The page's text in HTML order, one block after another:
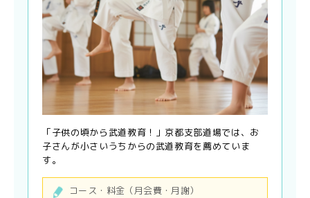
「子供の頃から武道教育！」京都支部道場では、お
子さんが小さいうちからの武道教育を薦めていま
す。
コース・料金（月会費・月謝）